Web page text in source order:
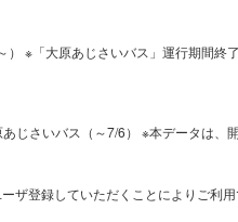
※「大原あじさいバス」運行期間終
じさいバス（～7/6） ※本データは、
ザ登録していただくことによりご利